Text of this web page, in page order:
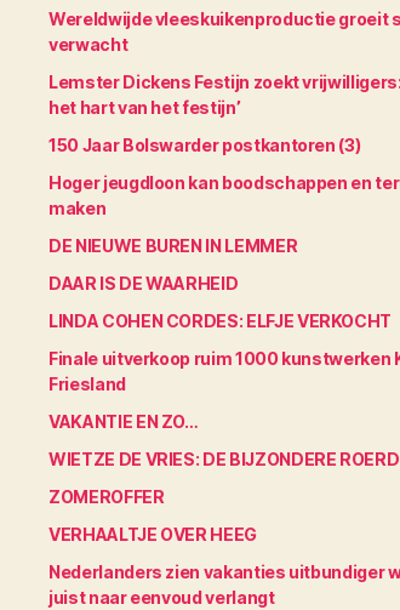
Wereldwijde vleeskuikenproductie groeit
verwacht
Lemster Dickens Festijn zoekt
het hart van het festijn’
150 Jaar Bolswarder postkantoren (3)
Hoger jeugdloon kan boodschappen en
maken
DE NIEUWE BUREN IN LEMMER
DAAR IS DE WAARHEID
LINDA COHEN CORDES: ELFJE VERKOCHT
Finale uitverkoop ruim 1000 kunstwerken
Friesland
VAKANTIE EN ZO…
WIETZE DE VRIES: DE BIJZONDERE
ZOMEROFFER
VERHAALTJE OVER HEEG
Nederlanders zien vakanties uitbundiger
juist naar eenvoud verlangt